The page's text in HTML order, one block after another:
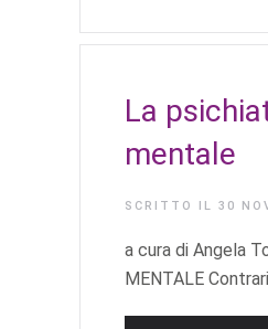
La
mentale
SCRITTO IL 30
a cura di Angela
MENTALE